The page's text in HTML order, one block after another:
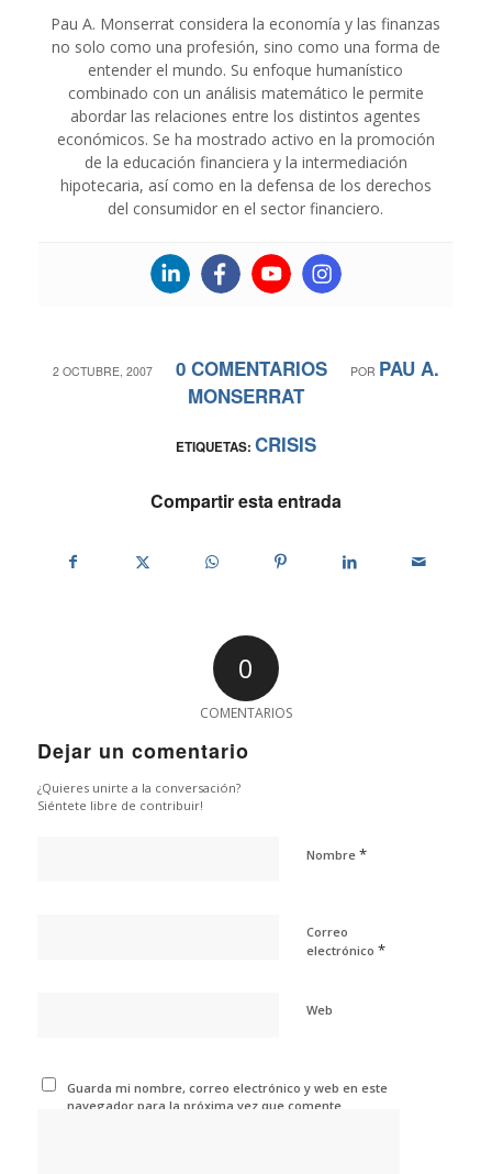
Pau A. Monserrat considera la economía y las finanzas
no solo como una profesión, sino como una forma de
entender el mundo. Su enfoque humanístico
combinado con un análisis matemático le permite
abordar las relaciones entre los distintos agentes
económicos. Se ha mostrado activo en la promoción
de la educación financiera y la intermediación
hipotecaria, así como en la defensa de los derechos
del consumidor en el sector financiero.
2 OCTUBRE, 2007
/ 0 COMENTARIOS
/ POR PAU A.
MONSERRAT
ETIQUETAS: CRISIS
Compartir esta entrada
0
COMENTARIOS
Dejar un comentario
¿Quieres unirte a la conversación?
Siéntete libre de contribuir!
Nombre *
Correo
electrónico *
Web
Guarda mi nombre, correo electrónico y web en este
navegador para la próxima vez que comente.